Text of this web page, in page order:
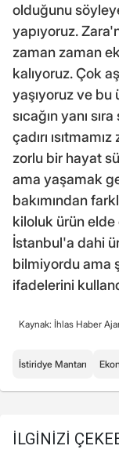
olduğunu
yapıyoruz.
zaman zaman
kalıyoruz. Çok
yaşıyoruz ve bu
sıcağın yanı
çadırı
zorlu bir hayat
ama yaşamak
bakımından
kiloluk ürün
İstanbul'a dahi
bilmiyordu ama
ifadelerini
Kaynak: İhlas Haber
İstiridye Mantarı